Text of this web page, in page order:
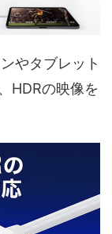
やタブレット
HDRの映像を